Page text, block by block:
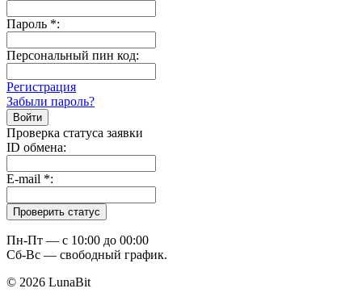
Пароль *:
Персональный пин код:
Регистрация
Забыли пароль?
Проверка статуса заявки
ID обмена:
E-mail *:
Пн-Пт — c 10:00 до 00:00
Сб-Вс — свободный график.
© 2026 LunaBit